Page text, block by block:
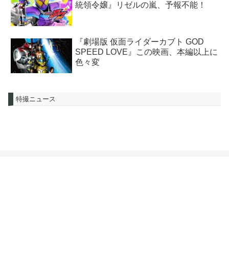
統領令嬢』リゼルの嵐、予報不能！
『劇場版 仮面ライダーカブト GOD
SPEED LOVE』この映画、本編以上に
色々変
特撮ニュース